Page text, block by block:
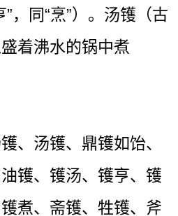
，同“烹”）。汤镬（古
着沸水的锅中煮
、汤镬、鼎镬如饴、
镬、镬汤、镬亨、镬
煮、斋镬、牲镬、斧